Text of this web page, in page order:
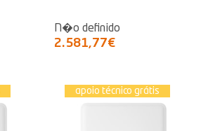
N�o definido
2.581,77€
apoio técnico grátis